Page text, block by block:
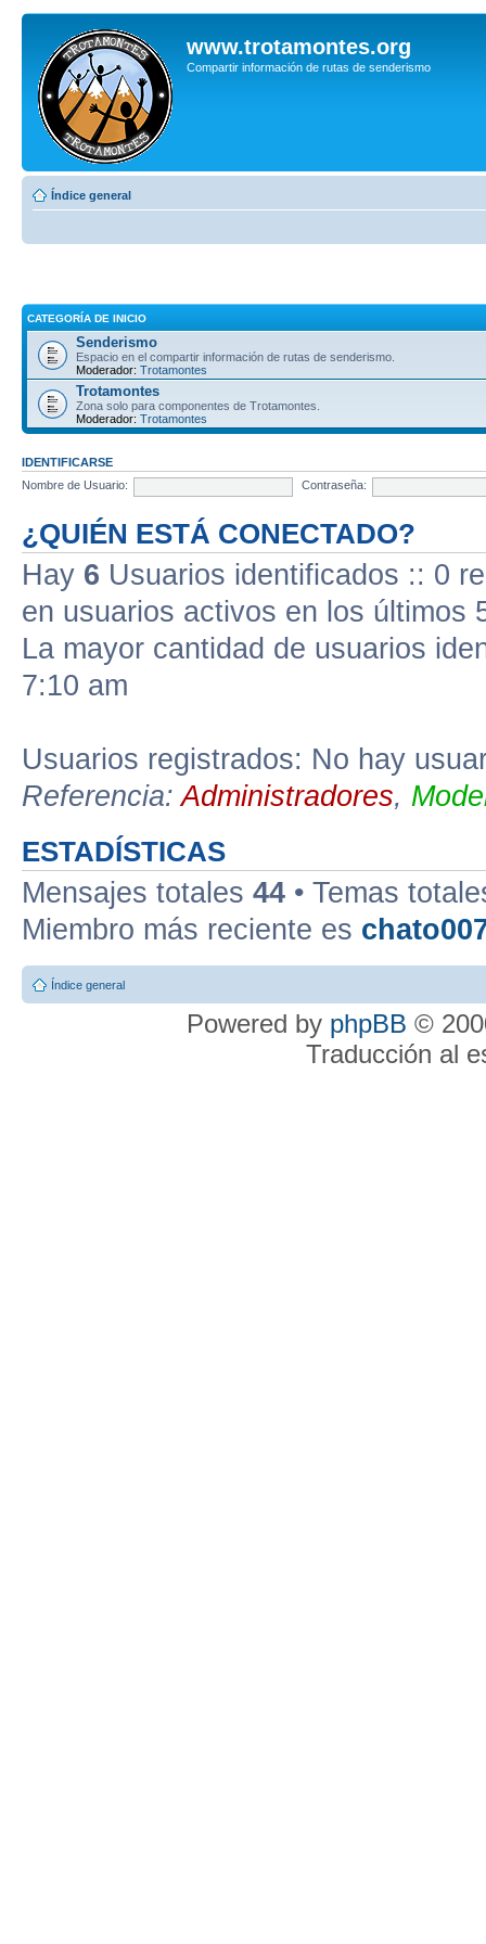
www.trotamontes.org
Compartir información de rutas de senderismo
Índice general
CATEGORÍA DE INICIO
Senderismo
Espacio en el compartir información de rutas de senderismo.
Moderador: Trotamontes
Trotamontes
Zona solo para componentes de Trotamontes.
Moderador: Trotamontes
IDENTIFICARSE
Nombre de Usuario:
Contraseña:
¿QUIÉN ESTÁ CONECTADO?
Hay 6 Usuarios identificados :: 0
en usuarios activos en los últimos
La mayor cantidad de usuarios
7:10 am
Usuarios registrados: No hay
Referencia:Administradores,
ESTADÍSTICAS
Mensajes totales 44 • Temas
Miembro más reciente es
Índice general
Powered by phpBB ©
Traducción al